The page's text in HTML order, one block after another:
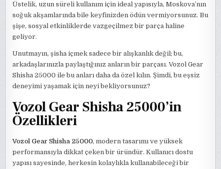
Üstelik, uzun süreli kullanım için ideal yapısıyla, Moskova’nın
soğuk akşamlarında bile keyfinizden ödün vermiyorsunuz. Bu
şişe, sosyal etkinliklerde vazgeçilmez bir parça haline
geliyor.
Unutmayın, şisha içmek sadece bir alışkanlık değil; bu,
arkadaşlarınızla paylaştığınız anların bir parçası. Vozol Gear
Shisha 25000 ile bu anları daha da özel kılın. Şimdi, bu eşsiz
deneyimi yaşamak için neyi bekliyorsunuz?
Vozol Gear Shisha 25000’in
Özellikleri
Vozol Gear Shisha 25000, modern tasarımı ve yüksek
performansıyla dikkat çeken bir üründür. Kullanıcı dostu
yapısı sayesinde, herkesin kolaylıkla kullanabileceği bir